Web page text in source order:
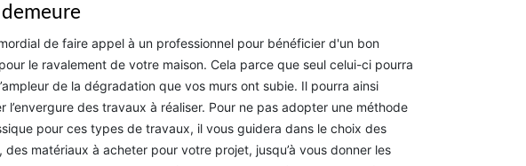
de faire appel à un professionnel pour bénéficier d'un bon
le ravalement de votre maison. Cela parce que seul celui-ci pourra
de la dégradation que vos murs ont subie. Il pourra ainsi
l’envergure des travaux à réaliser. Pour ne pas adopter une méthode
pour ces types de travaux, il vous guidera dans le choix des
des matériaux à acheter pour votre projet, jusqu’à vous donner les